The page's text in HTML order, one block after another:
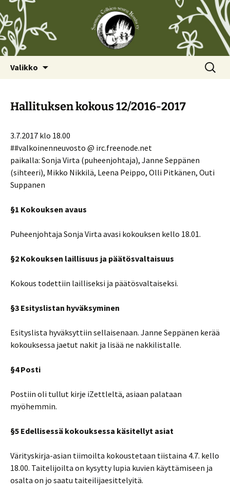
Valikko Haku:
Hallituksen kokous 12/2016-2017
3.7.2017 klo 18.00
##valkoinenneuvosto @ irc.freenode.net
paikalla: Sonja Virta (puheenjohtaja), Janne Seppänen
(sihteeri), Mikko Nikkilä, Leena Peippo, Olli Pitkänen, Outi
Suppanen
§1 Kokouksen avaus
Puheenjohtaja Sonja Virta avasi kokouksen kello 18.01.
§2 Kokouksen laillisuus ja päätösvaltaisuus
Kokous todettiin lailliseksi ja päätösvaltaiseksi.
§3 Esityslistan hyväksyminen
Esityslista hyväksyttiin sellaisenaan. Janne Seppänen kerää
kokouksessa jaetut nakit ja lisää ne nakkilistalle.
§4 Posti
Postiin oli tullut kirje iZettleltä, asiaan palataan
myöhemmin.
§5 Edellisessä kokouksessa käsitellyt asiat
Värityskirja-asian tiimoilta kokoustetaan tiistaina 4.7. kello
18.00. Taitelijoilta on kysytty lupia kuvien käyttämiseen ja
osalta on jo saatu taiteilijaesittelyitä.